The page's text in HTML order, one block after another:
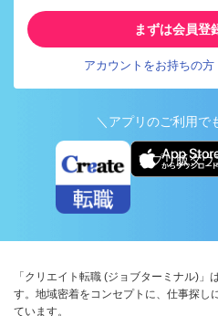
まずは会員登
アカウントをお持ちの
＼アプリのご利用で
アプリ版ダ
「クリエイト転職 (ジョブターミナル)
す。地域密着をコンセプトに、仕事探し
ています。